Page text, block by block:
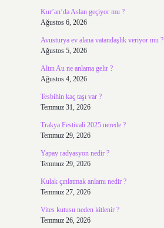
Kur’an’da Aslan geçiyor mu ?
Ağustos 6, 2026
Avusturya ev alana vatandaşlık veriyor mu ?
Ağustos 5, 2026
Altın Au ne anlama gelir ?
Ağustos 4, 2026
Tesbihin kaç taşı var ?
Temmuz 31, 2026
Trakya Festivali 2025 nerede ?
Temmuz 29, 2026
Yapay radyasyon nedir ?
Temmuz 29, 2026
Kulak çınlatmak anlamı nedir ?
Temmuz 27, 2026
Vites kutusu neden kitlenir ?
Temmuz 26, 2026